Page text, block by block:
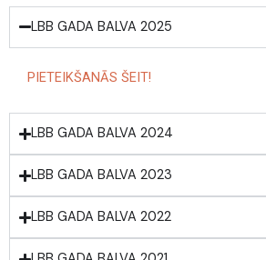
LBB GADA BALVA 2025
PIETEIKŠANĀS ŠEIT!
LBB GADA BALVA 2024
LBB GADA BALVA 2023
LBB GADA BALVA 2022